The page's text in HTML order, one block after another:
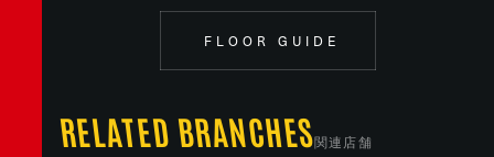
FLOOR GUIDE
RELATED BRANCHES関連店舗